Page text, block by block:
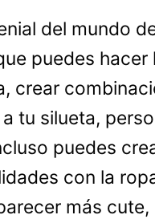
del mundo
puedes hacer
crear
tu silueta,
puedes
con la
más cute,